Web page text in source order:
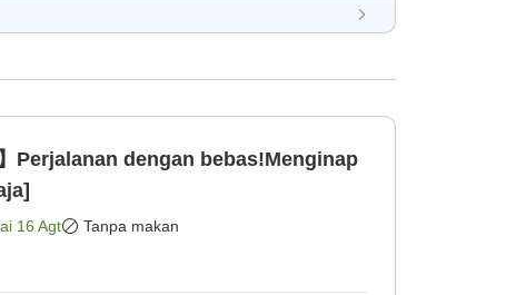
Perjalanan dengan bebas!Menginap
16 Agt Tanpa makan